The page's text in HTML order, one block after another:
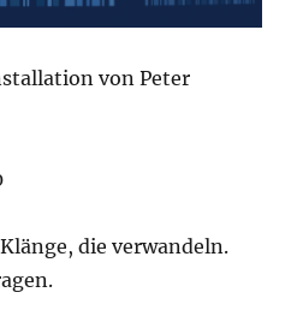
von Peter
die verwandeln.